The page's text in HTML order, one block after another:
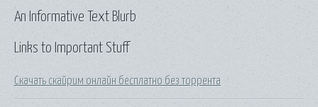
Links to Important Stuff
Скачать скайрим онлайн бесплатно без торрента
An Informative Text Blurb